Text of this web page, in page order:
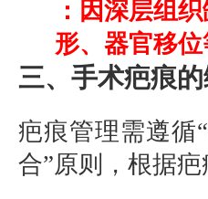
：因深层组
形、器官移位
三、手术疤痕
疤痕管理需遵循
合”原则，根据